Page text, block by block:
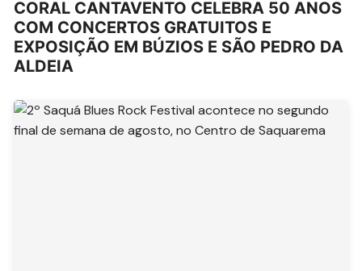
CORAL CANTAVENTO CELEBRA 50 ANOS
COM CONCERTOS GRATUITOS E
EXPOSIÇÃO EM BÚZIOS E SÃO PEDRO DA
ALDEIA